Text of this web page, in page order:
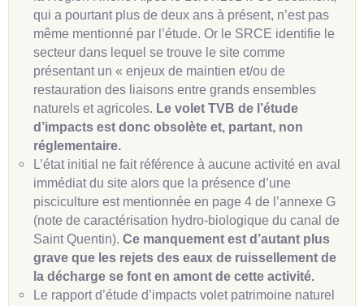
qui a pourtant plus de deux ans à présent, n’est pas
même mentionné par l’étude. Or le SRCE identifie le
secteur dans lequel se trouve le site comme
présentant un « enjeux de maintien et/ou de
restauration des liaisons entre grands ensembles
naturels et agricoles. Le volet TVB de l’étude
d’impacts est donc obsolète et, partant, non
réglementaire.
L’état initial ne fait référence à aucune activité en aval
immédiat du site alors que la présence d’une
pisciculture est mentionnée en page 4 de l’annexe G
(note de caractérisation hydro-biologique du canal de
Saint Quentin). Ce manquement est d’autant plus
grave que les rejets des eaux de ruissellement de
la décharge se font en amont de cette activité.
Le rapport d’étude d’impacts volet patrimoine naturel